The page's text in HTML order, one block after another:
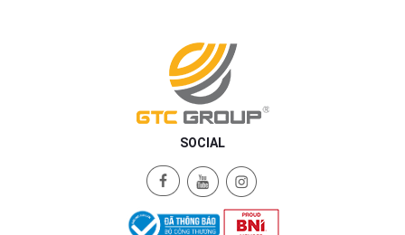
SOCIAL